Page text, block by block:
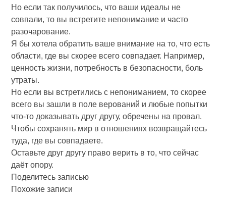
Но если так получилось, что ваши идеалы не
совпали, то вы встретите непонимание и часто
разочарование.
Я бы хотела обратить ваше внимание на то, что есть
области, где вы скорее всего совпадает. Например,
ценность жизни, потребность в безопасности, боль
утраты.
Но если вы встретились с непониманием, то скорее
всего вы зашли в поле верований и любые попытки
что-то доказывать друг другу, обречены на провал.
Чтобы сохранять мир в отношениях возвращайтесь
туда, где вы совпадаете.
Оставьте друг другу право верить в то, что сейчас
даёт опору.
Поделитесь записью
Похожие записи